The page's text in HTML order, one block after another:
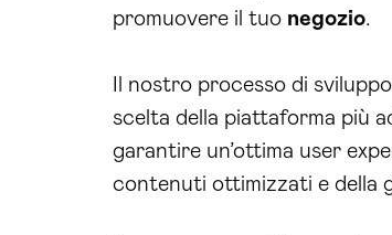
promuovere il tuo negozio.
Il nostro processo di
scelta della piattaforma più
garantire un’ottima user
contenuti ottimizzati e della